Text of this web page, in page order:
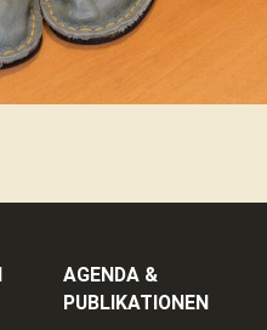
AGENDA &
PUBLIKATIONEN